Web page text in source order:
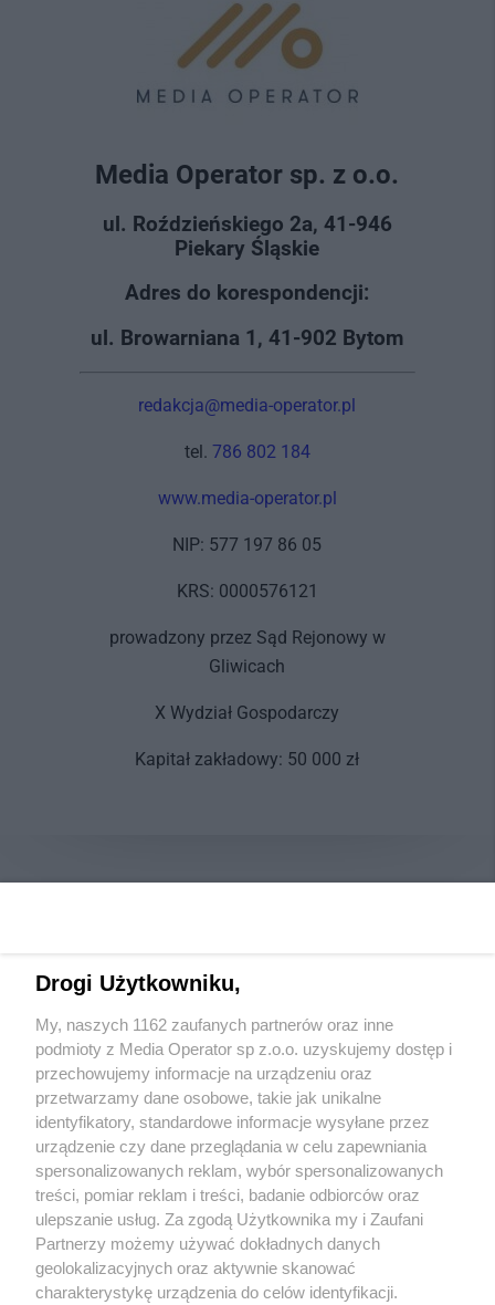
Media Operator sp. z o.o.
ul. Roździeńskiego 2a, 41-946
Piekary Śląskie
Adres do korespondencji:
ul. Browarniana 1, 41-902 Bytom
redakcja@media-operator.pl
tel. 786 802 184
www.media-operator.pl
NIP: 577 197 86 05
KRS: 0000576121
prowadzony przez Sąd Rejonowy w
Gliwicach
X Wydział Gospodarczy
Kapitał zakładowy: 50 000 zł
Wydawca mediówlokalnych
Nie zapomnij
zapoznać się z:
polityką prywatności regulamin korzystania z portali
Twojemiasto
Piekary Śląskie
Chorzów
Tarnowskie Góry
Skontakuj sięz nami
Kontakt
Wydawca
Redakcja
Drogi Użytkowniku,
My, naszych 1162 zaufanych partnerów oraz inne
podmioty z Media Operator sp z.o.o. uzyskujemy dostęp i
przechowujemy informacje na urządzeniu oraz
przetwarzamy dane osobowe, takie jak unikalne
identyfikatory, standardowe informacje wysyłane przez
urządzenie czy dane przeglądania w celu zapewniania
spersonalizowanych reklam, wybór spersonalizowanych
treści, pomiar reklam i treści, badanie odbiorców oraz
ulepszanie usług. Za zgodą Użytkownika my i Zaufani
Partnerzy możemy używać dokładnych danych
geolokalizacyjnych oraz aktywnie skanować
charakterystykę urządzenia do celów identyfikacji.